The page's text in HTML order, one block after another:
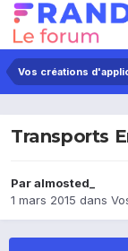
Vos créations
Transports
Paralmosted_
1 mars 2015 dans